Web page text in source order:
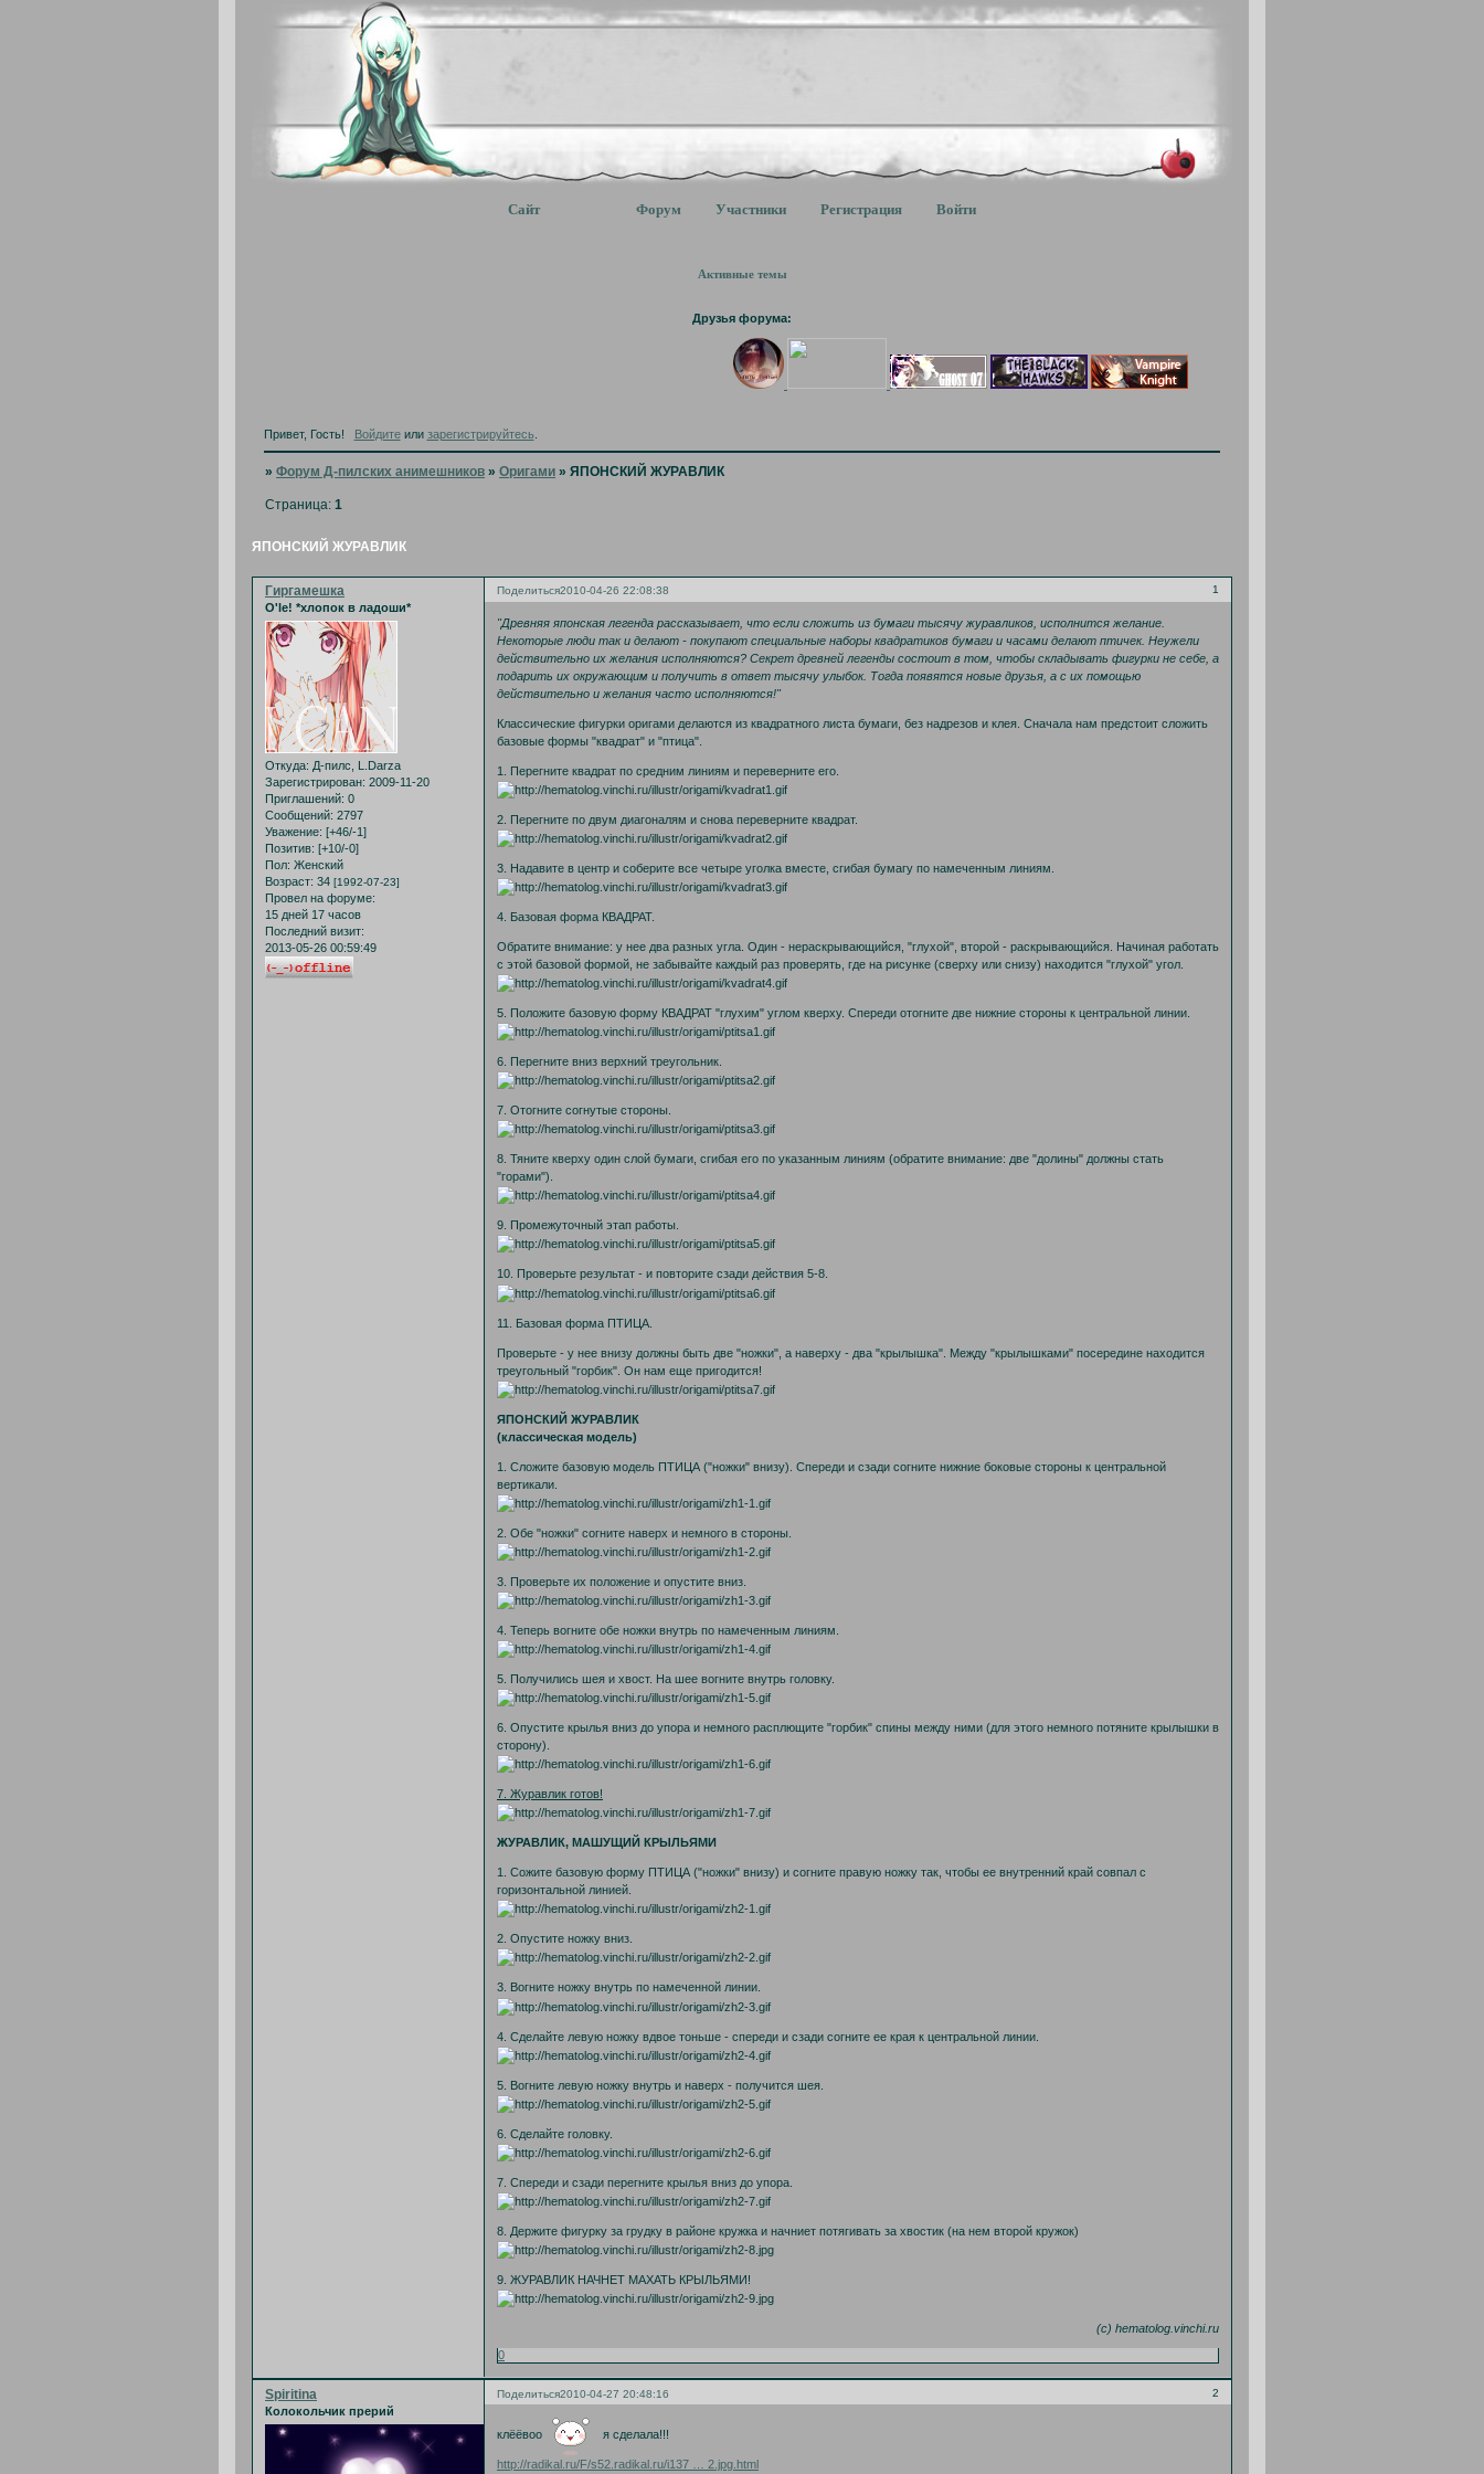
Сайт Форум Участники Регистрация Войти
Активные темы
Друзья форума:
Привет, Гость! Войдитеили зарегистрируйтесь
»Форум Д-пилских анимешников »Оригами »ЯПОНСКИЙ ЖУРАВЛИК
ЯПОНСКИЙ ЖУРАВЛИК
Страница:1
Поделиться 1
2010-04-26 22:08:38
Гиргамешка
O'le! *хлопок в ладоши*
Откуда: Д-пилс, L.Darza
Зарегистрирован: 2009-11-20
Приглашений: 0
Сообщений: 2797
Уважение: [+46/-1]
Позитив: [+10/-0]
Пол: Женский
Возраст: 34 [1992-07-23]
Провел на форуме:
15 дней 17 часов
Последний визит:
2013-05-26 00:59:49
"Древняя японская легенда рассказывает, что если сложить из бумаги тысячу журавликов, исполнится желание.
Некоторые люди так и делают - покупают специальные наборы квадратиков бумаги и часами делают птичек. Неужели
действительно их желания исполняются? Секрет древней легенды состоит в том, чтобы складывать фигурки не себе, а
подарить их окружающим и получить в ответ тысячу улыбок. Тогда появятся новые друзья, а с их помощью
действительно и желания часто исполняются!"
Классические фигурки оригами делаются из квадратного листа бумаги, без надрезов и клея. Сначала нам предстоит сложить
базовые формы "квадрат" и "птица".
1. Перегните квадрат по средним линиям и переверните его.
2. Перегните по двум диагоналям и снова переверните квадрат.
3. Надавите в центр и соберите все четыре уголка вместе, сгибая бумагу по намеченным линиям.
4. Базовая форма КВАДРАТ.
Обратите внимание: у нее два разных угла. Один - нераскрывающийся, "глухой", второй - раскрывающийся. Начиная работать
с этой базовой формой, не забывайте каждый раз проверять, где на рисунке (сверху или снизу) находится "глухой" угол.
5. Положите базовую форму КВАДРАТ "глухим" углом кверху. Спереди отогните две нижние стороны к центральной линии.
6. Перегните вниз верхний треугольник.
7. Отогните согнутые стороны.
8. Тяните кверху один слой бумаги, сгибая его по указанным линиям (обратите внимание: две "долины" должны стать
"горами").
9. Промежуточный этап работы.
10. Проверьте результат - и повторите сзади действия 5-8.
11. Базовая форма ПТИЦА.
Проверьте - у нее внизу должны быть две "ножки", а наверху - два "крылышка". Между "крылышками" посередине находится
треугольный "горбик". Он нам еще пригодится!
ЯПОНСКИЙ ЖУРАВЛИК
(классическая модель)
1. Сложите базовую модель ПТИЦА ("ножки" внизу). Спереди и сзади согните нижние боковые стороны к центральной
вертикали.
2. Обе "ножки" согните наверх и немного в стороны.
3. Проверьте их положение и опустите вниз.
4. Теперь вогните обе ножки внутрь по намеченным линиям.
5. Получились шея и хвост. На шее вогните внутрь головку.
6. Опустите крылья вниз до упора и немного расплющите "горбик" спины между ними (для этого немного потяните крылышки в
сторону).
7. Журавлик готов!
ЖУРАВЛИК, МАШУЩИЙ КРЫЛЬЯМИ
1. Сожите базовую форму ПТИЦА ("ножки" внизу) и согните правую ножку так, чтобы ее внутренний край совпал с
горизонтальной линией.
2. Опустите ножку вниз.
3. Вогните ножку внутрь по намеченной линии.
4. Сделайте левую ножку вдвое тоньше - спереди и сзади согните ее края к центральной линии.
5. Вогните левую ножку внутрь и наверх - получится шея.
6. Сделайте головку.
7. Спереди и сзади перегните крылья вниз до упора.
8. Держите фигурку за грудку в районе кружка и начниет потягивать за хвостик (на нем второй кружок)
9. ЖУРАВЛИК НАЧНЕТ МАХАТЬ КРЫЛЬЯМИ!
(с) hematolog.vinchi.ru
0
Поделиться 2
2010-04-27 20:48:16
Spiritina
Колокольчик прерий
клёёвоо
я сделала!!!
http://radikal.ru/F/s52.radikal.ru/i137 … 2.jpg.html